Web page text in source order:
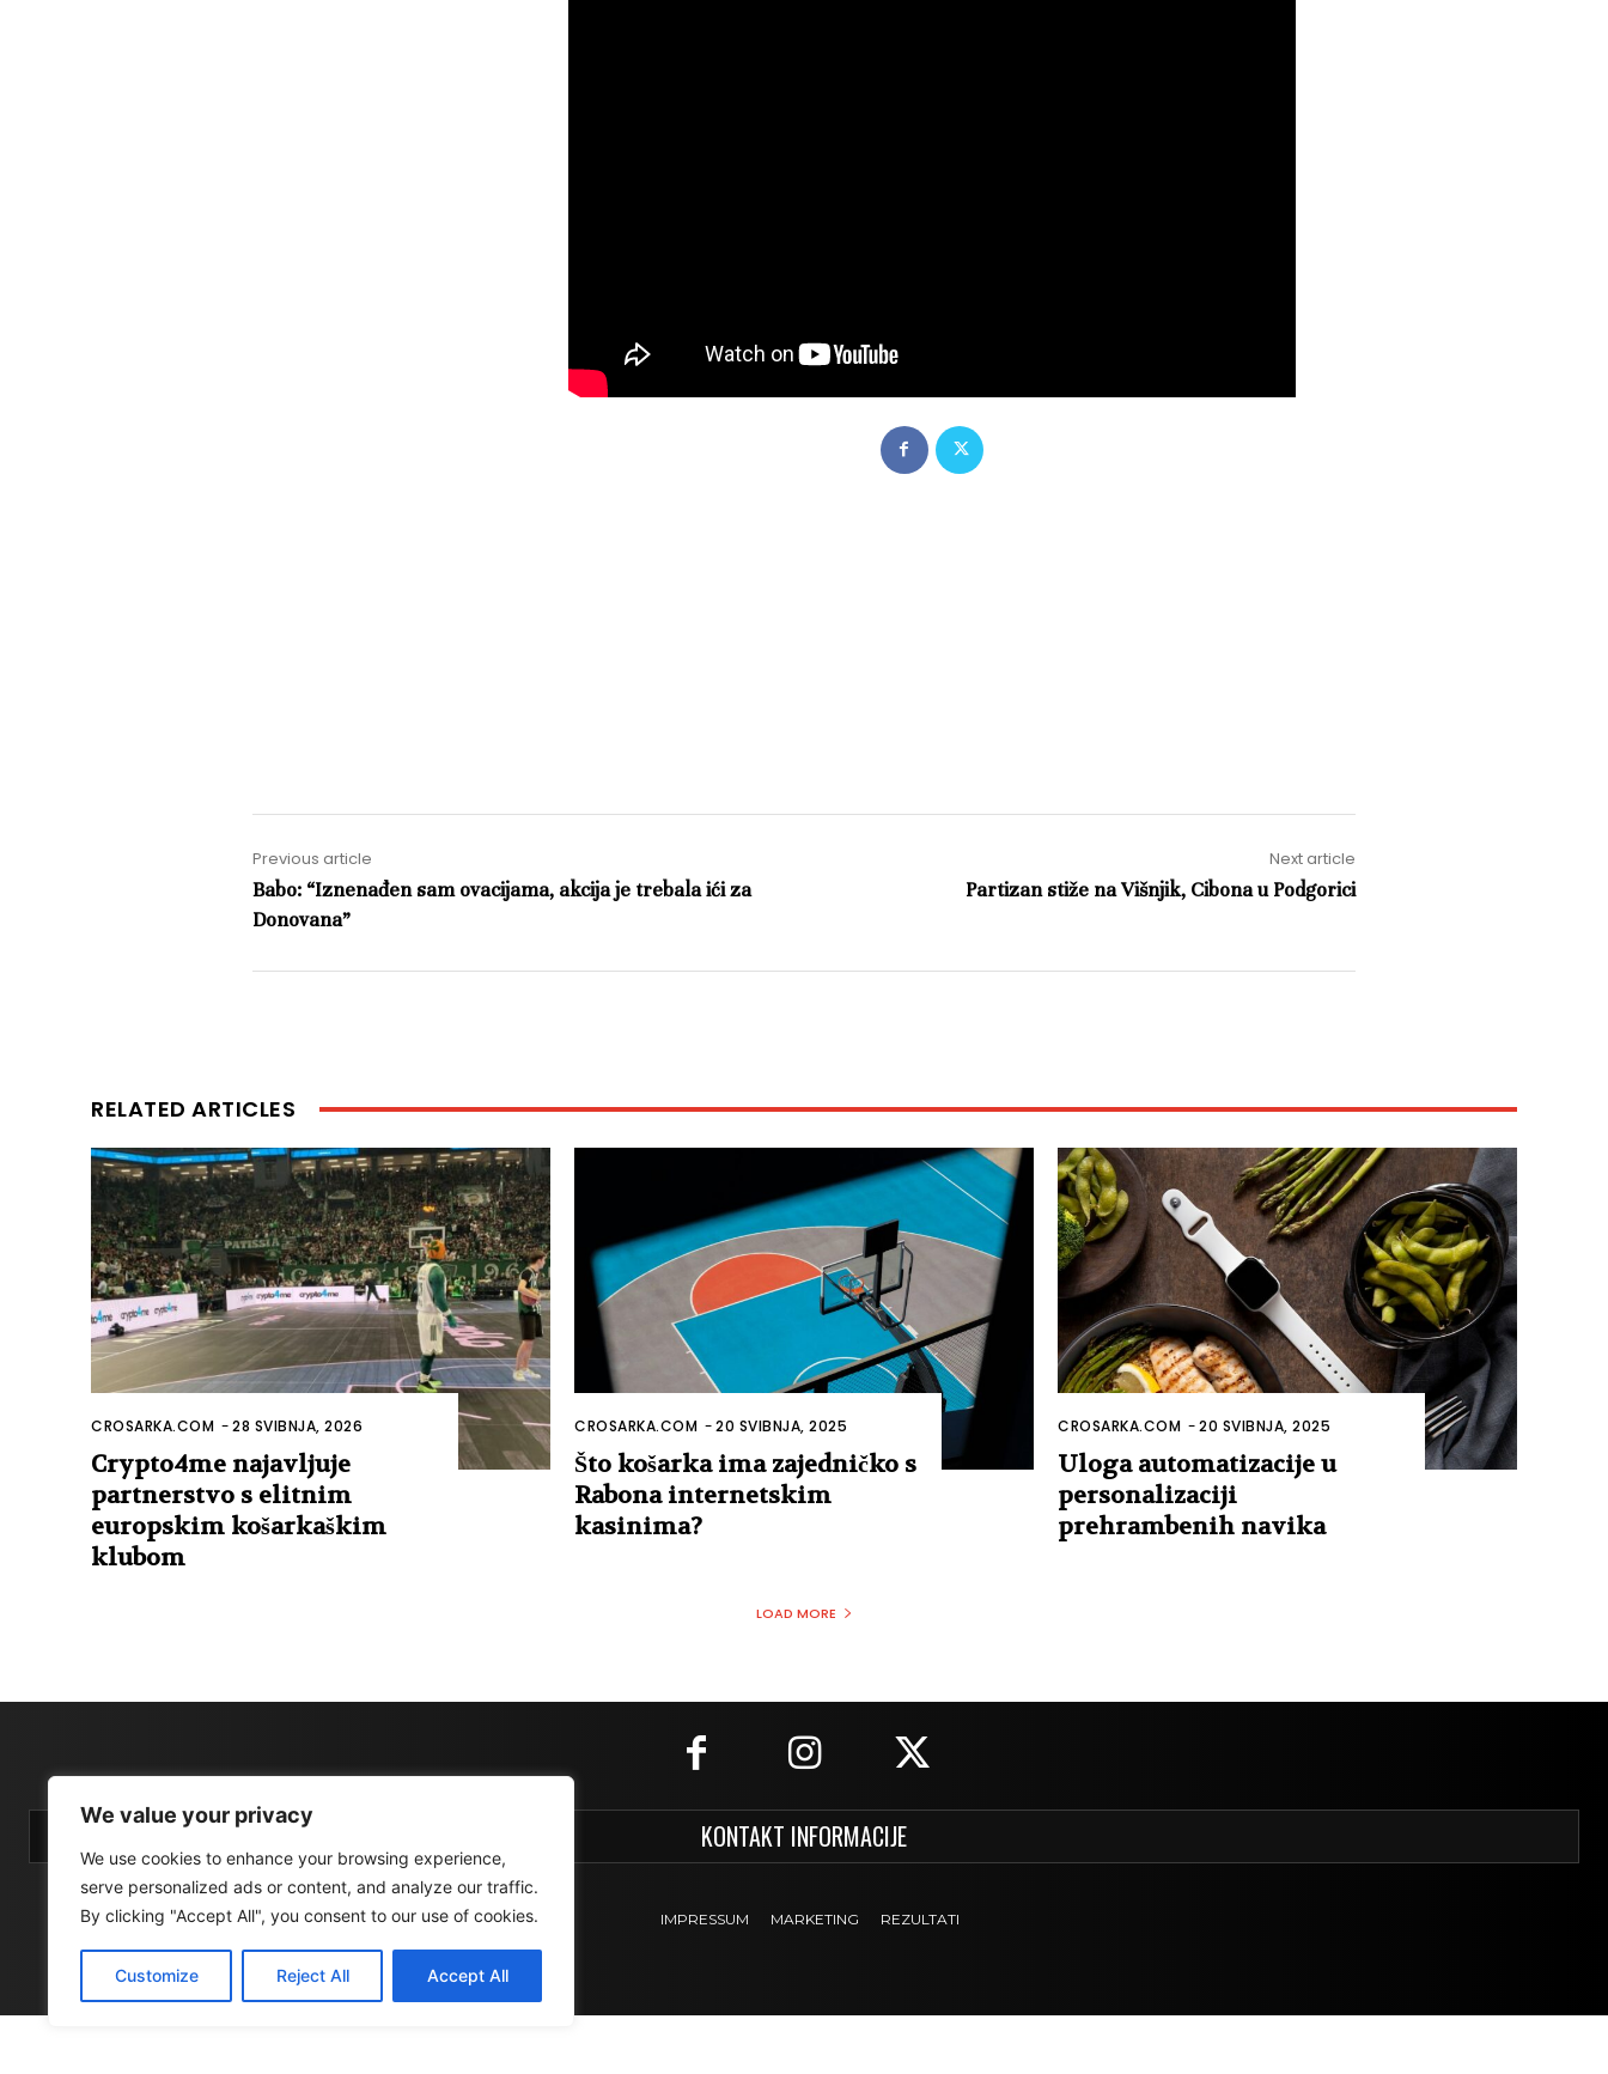
We value your privacy
We use cookies to enhance your browsing experience,
serve personalized ads or content, and analyze our traffic.
By clicking "Accept All", you consent to our use of cookies.
Customize Reject All Accept All
Previous article
Babo: “Iznenađen sam ovacijama, akcija je trebala ići za
Donovana”
Next article
Partizan stiže na Višnjik, Cibona u Podgorici
RELATED ARTICLES
CROSARKA.COM -28 SVIBNJA, 2026
Crypto4me najavljuje
partnerstvo s elitnim
europskim košarkaškim
klubom
CROSARKA.COM -20 SVIBNJA, 2025
Što košarka ima zajedničko s
Rabona internetskim
kasinima?
CROSARKA.COM -20 SVIBNJA, 2025
Uloga automatizacije u
personalizaciji
prehrambenih navika
LOAD MORE
KONTAKT INFORMACIJE
IMPRESSUM MARKETING REZULTATI